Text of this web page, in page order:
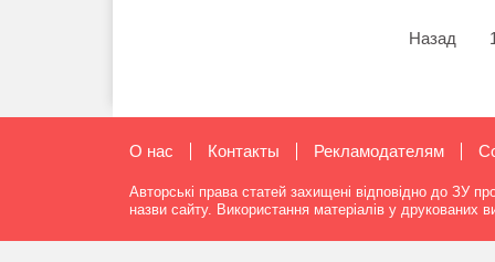
Назад 1
О нас Контакты Рекламодателям
Авторські права статей захищені відповідно до ЗУ
назви сайту. Використання матеріалів у